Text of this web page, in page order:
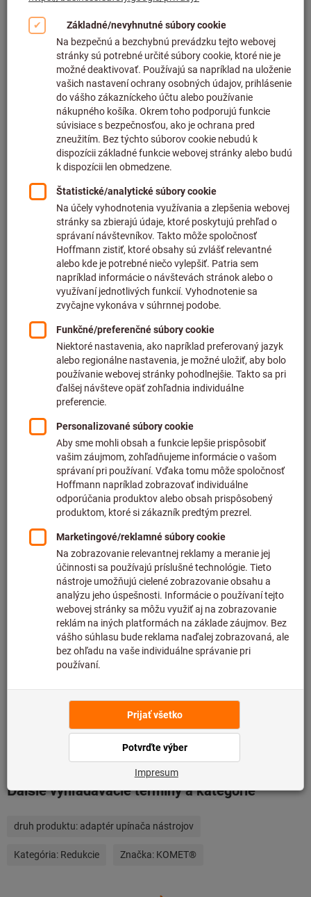
Kliknutím zväčšíte obrázok
Cena za 1 ks
plus náklady na dopravu
Individuálne ceny pre obchodných zákazníkov po
prihlásení.
Do nákupného košíka
Predpokladaný čas dodania: 2 – 3 týždne
Upozorňujeme, že dodacia lehota a obmedzená rada:
Túto položku pre Vás objednávame priamo od výrobcu,
pretože nie je súčasťou nášho hlavného sortimentu, a
preto ju nemáme na sklade.Informácie
Pridať do zoznamu želaní Zdieľajte položku
Podrobnosti o výrobku
Ďalšie vyhľadávacie termíny a kategórie
druh produktu: adaptér upínača nástrojov
Kategória: Redukcie Značka: KOMET®